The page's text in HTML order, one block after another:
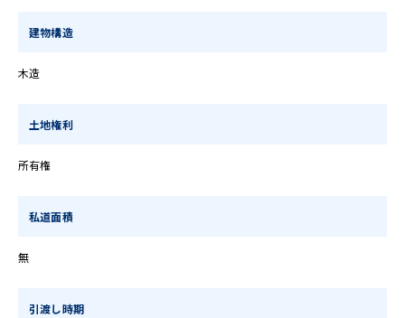
建物構造
木造
土地権利
所有権
私道面積
無
引渡し時期